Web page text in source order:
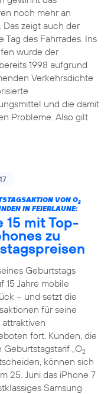
noch mehr an
Das zeigt auch der
Tag des Fahrrades. Ins
wurde der
1998 aufgrund
Verkehrsdichte
und die damit
Probleme. Also gilt
VON O2
IN FEIERLAUNE:
15 mit Top-
zu
Geburtstags
15 Jahre mobile
– und setzt die
für seine
fort. Kunden, die
„O2
können sich
25. Juni das iPhone 7
Samsung